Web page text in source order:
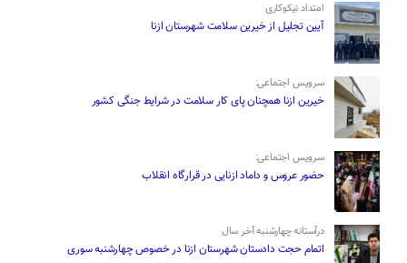
امتداد نیکوکاری
آیین تجلیل از خیرین سلامت شهرستان ازنا
سرویس اجتماعی:
خیرین ازنا همچنان پای کار سلامت در شرایط جنگی کشور
سرویس اجتماعی:
حضور عروس و داماد ازنایی در قرارگاه انقلاب
درآستانه چهارشنبه آخر سال
اتمام حجت دادستان شهرستان ازنا در خصوص چهارشنبه ‌سوری